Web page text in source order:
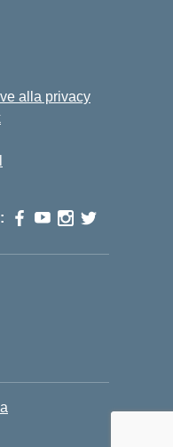
alla privacy